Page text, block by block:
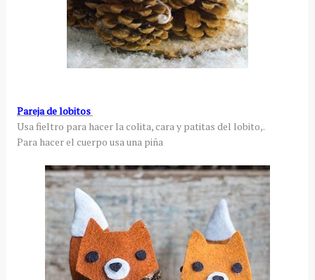
Pareja de lobitos
Usa fieltro para hacer la colita, cara y patitas del lobito,.
Para hacer el cuerpo usa una piña